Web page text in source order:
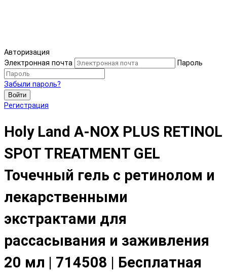
Авторизация
Электронная почта
Пароль
Забыли пароль?
Войти
Регистрация
Holy Land A-NOX PLUS RETINOL
SPOT TREATMENT GEL
Точечный гель с ретинолом и
лекарственными
экстрактами для
рассасывания и заживления
20 мл | 714508 | Бесплатная